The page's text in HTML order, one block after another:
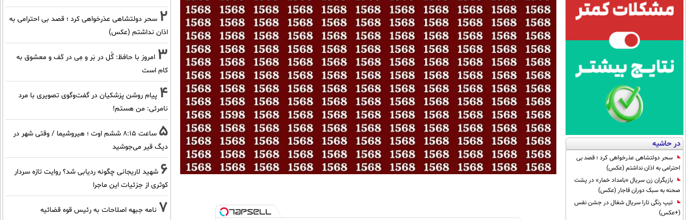
در حاشیه
سحر دولتشاهی عذرخواهی کرد ؛ قصد بی
احترامی به اذان نداشتم (عکس)
بازیگران زن سریال «بامداد خمار» در پشت
صحنه به سبک دوران قاجار (عکس)
تیپ رنگی تارا سریال شغال در جشن نفس
(+عکس)
2 سحر دولتشاهی عذرخواهی کرد ؛ قصد بی احترامی به
اذان نداشتم (عکس)
3 امروز با حافظ: گُل در بَر و مِی در کَف و معشوق به
کام است
4 پیام روشن پزشکیان در گفت‌و‌گوی تصویری با مرد
نامرئی: من هستم!
5
ساعت ۸:۱۵ ششم اوت ؛ هیروشیما / وقتی شهر در
دیگ قیر می‌جوشید
6 شهید لاریجانی چگونه ردیابی شد؟ روایت تازه سردار
کوثری از جزئیات این ماجرا
7 نامه جبهه اصلاحات به رئیس قوه قضائیه